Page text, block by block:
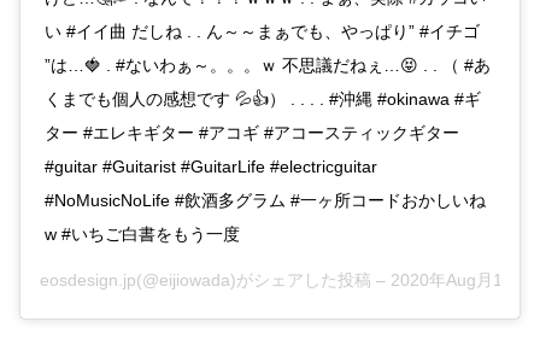
い #イイ曲 だしね . . ん～～まぁでも、やっぱり” #イチゴ
”は…🍓 . #ないわぁ～。。。ｗ 不思議だねぇ…😝 . . （ #あ
くまでも個人の感想です 💦👍） . . . . #沖縄 #okinawa #ギ
ター #エレキギター #アコギ #アコースティックギター
#guitar #Guitarist #GuitarLife #electricguitar
#NoMusicNoLife #飲酒多グラム #一ヶ所コードおかしいね
w #いちご白書をもう一度
eosdesign.jp(@eijiowada)がシェアした投稿 – 2020年Aug月16日